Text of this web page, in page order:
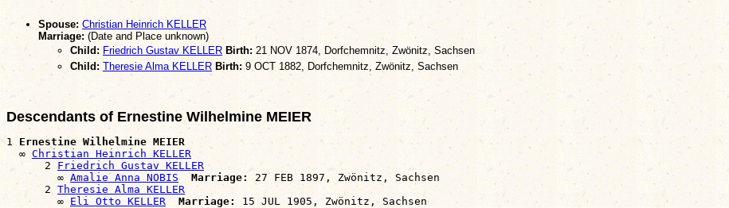
Spouse: Christian Heinrich KELLER
Marriage: (Date and Place unknown)
Child: Friedrich Gustav KELLER Birth: 21 NOV 1874, Dorfchemnitz, Zwönitz, Sachsen
Child: Theresie Alma KELLER Birth: 9 OCT 1882, Dorfchemnitz, Zwönitz, Sachsen
Descendants of Ernestine Wilhelmine MEIER
1 Ernestine Wilhelmine MEIER
  ∞
Christian Heinrich KELLER
      2
Friedrich Gustav KELLER
        ∞
Amalie Anna NOBIS Marriage:
27 FEB 1897, Zwönitz, Sachsen
      2
Theresie Alma KELLER
        ∞
Eli Otto KELLER Marriage: